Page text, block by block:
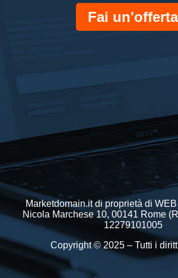
Fai un'offerta
Marketdomain.it di proprietà di
Nicola Marchese 10, 00141 Rome
12279101005
Copyright © 2025 – Tutti i